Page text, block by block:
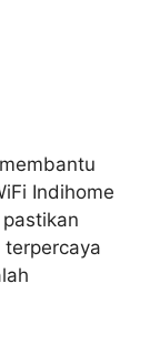
Indihome